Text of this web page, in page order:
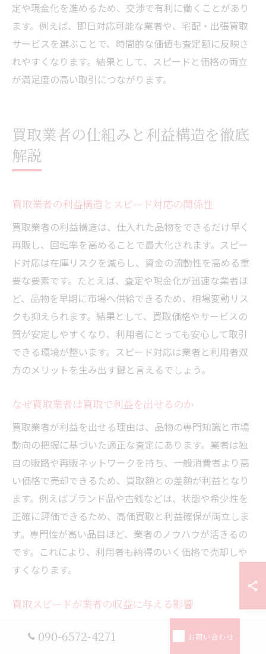
定や現金化を進めるため、交渉で有利に働くことがあり
ます。例えば、即日対応可能な業者や、宅配・出張買取
サービスを選ぶことで、時間的な価値も査定額に反映さ
れやすくなります。結果として、スピードと価格の両立
が満足度の高い取引につながります。
買取業者の仕組みと利益構造を徹底
解説
買取業者の利益構造とスピード対応の関係性
買取業者の利益構造は、仕入れた品物をできるだけ早く
再販し、回転率を高めることで最大化されます。スピー
ド対応は在庫リスクを減らし、資金の流動性を高める重
要な要素です。たとえば、査定や現金化が迅速な業者ほ
ど、品物を早期に市場へ供給できるため、相場変動リス
クも抑えられます。結果として、買取価格やサービスの
質が安定しやすくなり、利用者にとっても安心して取引
できる環境が整います。スピード対応は業者と利用者双
方のメリットを生み出す鍵と言えるでしょう。
なぜ買取業者は買取で利益を出せるのか
買取業者が利益を出せる理由は、品物の専門知識と市場
動向の把握に基づいた適正な査定にあります。業者は独
自の販路や再販ネットワークを持ち、一般消費者より高
い価格で売却できるため、買取額との差額が利益となり
ます。例えばブランド品や古銭などは、状態や希少性を
正確に評価できるため、高価買取と利益確保が両立しま
す。専門性が高い品目ほど、業者のノウハウが活きるの
です。これにより、利用者も納得のいく価格で売却しや
すくなります。
買取スピードが業者の収益に与える影響
買取スピードは業者の収益性に直結します。迅速な査
定・支払いができれば、在庫の回転率が向上し、資金効
090-6572-4271 お問い合わせ